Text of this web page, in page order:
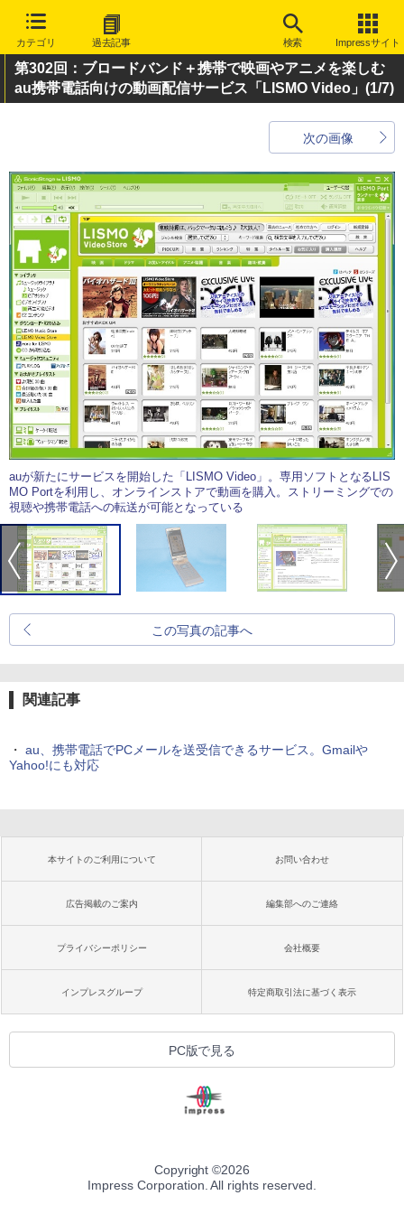
カテゴリ 過去記事 検索 Impressサイト
第302回：ブロードバンド＋携帯で映画やアニメを楽しむ
au携帯電話向けの動画配信サービス「LISMO Video」 (1/7)
次の画像
auが新たにサービスを開始した「LISMO Video」。専用ソフトとなるLIS
MO Portを利用し、オンラインストアで動画を購入。ストリーミングでの
視聴や携帯電話への転送が可能となっている
この写真の記事へ
関連記事
・ au、携帯電話でPCメールを送受信できるサービス。Gmailや
Yahoo!にも対応
本サイトのご利用について お問い合わせ
広告掲載のご案内 編集部へのご連絡
プライバシーポリシー 会社概要
インプレスグループ 特定商取引法に基づく表示
PC版で見る
Copyright ©2026
Impress Corporation. All rights reserved.